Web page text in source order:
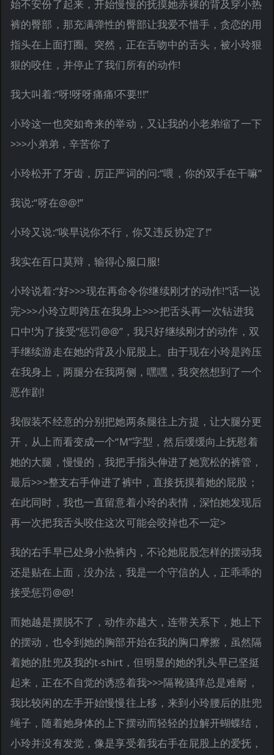
始不安份了起来，开始慢慢的抚摸她赤裸的背及穿小热
裤的臀部，那充满弹性的臀部让我爱不惜手，贪恋的用
指头在上面打圈。突然，正在舌吻中的舌头，被小玲狠
狠的咬住，并停止了我们所有的动作!
我大叫着:“呀!呀呀痛痛!不要!!!”
小玲这一也突如奇来的举动，又让我的小老弟缩了一下
>>>小弟弟，辛苦你了
小玲松开了牙齿，厉正严词的问:“喂，你的双手在干嘛”
我说:“呀在@@!”
小玲又说:“唉早说你不行，你又违反协定了!”
我实在百口莫辩，输得心服口服!
小玲说着:“好>>>现在再命令你继续刚才的动作!”话一说
完>>>小玲立即跨压在我身上>>>把舌头再一次钻进我
口中!为了接受“惩罚@@”，我只好继续刚才的动作，双
手继续游走在她的背及小屁股上。由于现在小玲是跨压
在我身上，两腿分在我两侧，嘿嘿，我突然想到了一个
恶作剧!
我假装不经意的分别把她两条腿往上方提，让大腿分更
开，从上而看变成一个“M”字型，然后缓缓向上抚慰着
她的大腿，慢慢的，我把手指头伸进了她宽松的裤管，
最后>>>整支右手伸进了裤中，直接抚摸着她的屁股；
在此同时，我也一直留意着小玲的表情，深怕她发现后
再一次把我舌头咬住这次可能会咬掉也不一定>
我的右手早已处身小热裤内，不论她屁股怎样的摆动我
还是贴在上面，没办法，我是一个守信的人，正乖乖的
接受惩罚@@!
而她越是摆脱不了，动作亦越大，连带关系下，她上下
的摆动，也令到她的胸部开始在我的胸口摩擦，虽然隔
着她的肚兜及我的t-shirt，但明显的她的乳头早已坚挺
起来，正在不自觉的诱惑着我>>>隔靴骚痒总是难耐，
我比较闲的左手开始慢慢往上移，来到小玲腰后的肚兜
绳子，随着她身体的上下摆动而轻轻的拉解开蝴蝶结，
小玲并没有发觉，像是享受着我右手在屁股上的爱抚，